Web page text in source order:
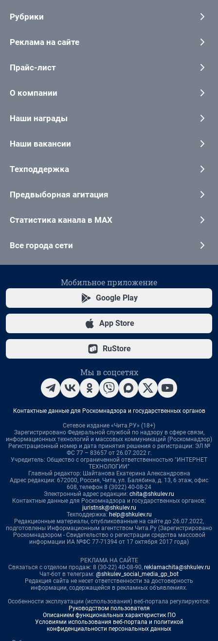
Рубрики
Реклама на сайте
Прайс-лист
О компании
Наши награды
Наши вакансии
Техподдержка
Предвыборная агитация
Статистика канала в MAX
Все города сети
Мобильное приложение
Google Play
App Store
RuStore
Мы в соцсетях
Контактные данные для Роскомнадзора и государственных органов
Сетевое издание «Чита.РУ» (18+)
Зарегистрировано Федеральной службой по надзору в сфере связи,
информационных технологий и массовых коммуникаций (Роскомнадзор)
Регистрационный номер и дата принятия решения о регистрации: ЭЛ №
ФС 77 – 83657 от 26.07.2022 г.
Учредитель: Общество с ограниченной ответственностью "ИНТЕРНЕТ
ТЕХНОЛОГИИ"
Главный редактор: Шайтанова Екатерина Александровна
Адрес редакции: 672000, Россия, Чита, ул. Балябина, д. 13, 6 этаж, офис
608, телефон 8 (3022) 40-08-24
Электронный адрес редакции: chita@shkulev.ru
Контактные данные для Роскомнадзора и государственных органов:
juristnsk@shkulev.ru
Техподдержка: help@shkulev.ru
Редакционные материалы, опубликованные на сайте до 26.07.2022,
подготовлены Информационным агентством Чита.Ру (Зарегистрировано
Роскомнадзором - Свидетельство о регистрации средства массовой
информации ИА №ФС 77-71394 от 17 октября 2017 года)
РЕКЛАМА НА САЙТЕ
Связаться с отделом продаж: 8 (30-22) 40-08-90, reklamachita@shkulev.ru
Чат-бот в телеграм: @shkulev_social_media_gp_bot
Редакция сайта не несет ответственности за достоверность
информации, содержащейся в рекламных объявлениях.
Особенности эксплуатации (использования) веб-портала регулируются:
Руководством пользователя
Описанием функциональных характеристик ПО
Условиями использования веб-портала и политикой
конфиденциальности персональных данных